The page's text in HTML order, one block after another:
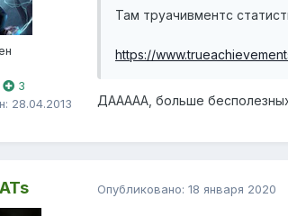
3
28.04.2013
Там труачивментс
https://
ДААААА, больше
Опубликовано: 18 января 2020